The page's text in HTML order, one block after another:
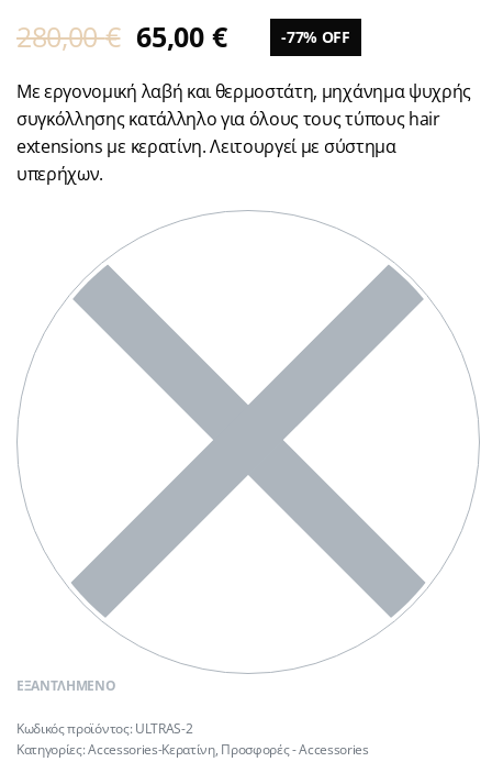
280,00€ 65,00 € -77% OFF
Με εργονομική λαβή και θερμοστάτη, μηχάνημα ψυχρής
συγκόλλησης κατάλληλο για όλους τους τύπους hair
extensions με κερατίνη. Λειτουργεί με σύστημα
υπερήχων.
ΕΞΑΝΤΛΗΜΈΝΟ
ULTRAS-2
Κατηγορίες:Accessories-Κερατίνη, Προσφορές - Accessories